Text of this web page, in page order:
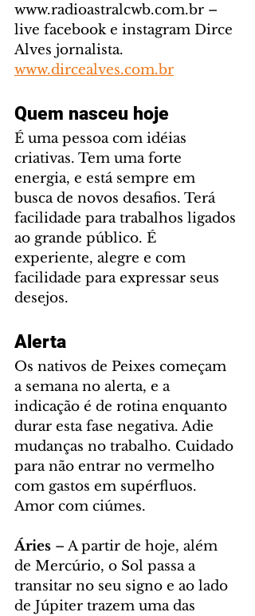
www.radioastralcwb.com.br –
live facebook e instagram Dirce
Alves jornalista.
www.dircealves.com.br
Quem nasceu hoje
É uma pessoa com idéias
criativas. Tem uma forte
energia, e está sempre em
busca de novos desafios. Terá
facilidade para trabalhos ligados
ao grande público. É
experiente, alegre e com
facilidade para expressar seus
desejos.
Alerta
Os nativos de Peixes começam
a semana no alerta, e a
indicação é de rotina enquanto
durar esta fase negativa. Adie
mudanças no trabalho. Cuidado
para não entrar no vermelho
com gastos em supérfluos.
Amor com ciúmes.
Áries – A partir de hoje, além
de Mercúrio, o Sol passa a
transitar no seu signo e ao lado
de Júpiter trazem uma das